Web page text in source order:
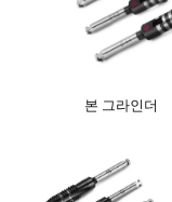
본 그라인더